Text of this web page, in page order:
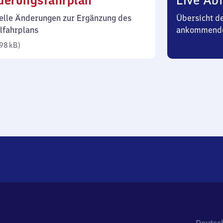
98
Änderungen zur Ergänzung des
kB)
Übersicht